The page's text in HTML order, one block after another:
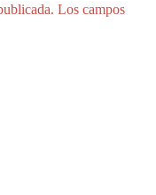
Los campos